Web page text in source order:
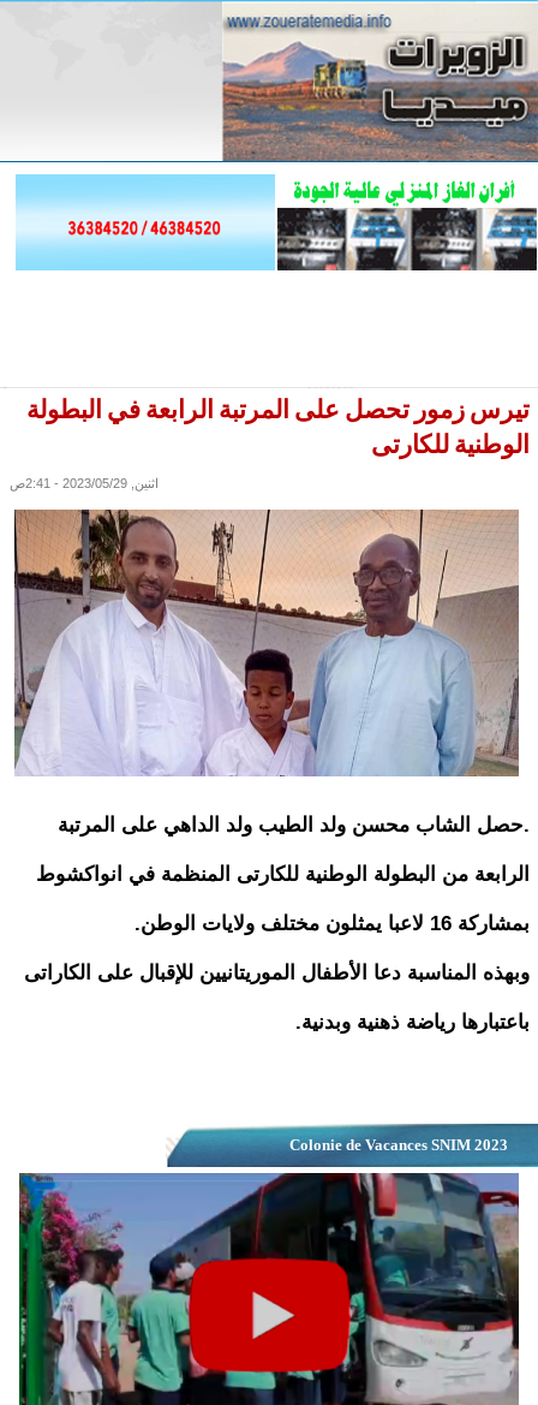
تيرس زمور تحصل على المرتبة الرابعة في البطولة
الوطنية للكارتى
اثنين, 2023/05/29 - 2:41ص
.حصل الشاب محسن ولد الطيب ولد الداهي على المرتبة
الرابعة من البطولة الوطنية للكارتى المنظمة في انواكشوط
بمشاركة 16 لاعبا يمثلون مختلف ولايات الوطن.
وبهذه المناسبة دعا الأطفال الموريتانيين للإقبال على الكاراتى
باعتبارها رياضة ذهنية وبدنية.
Colonie de Vacances SNIM 2023